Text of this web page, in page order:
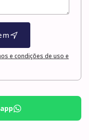
e condições de uso e